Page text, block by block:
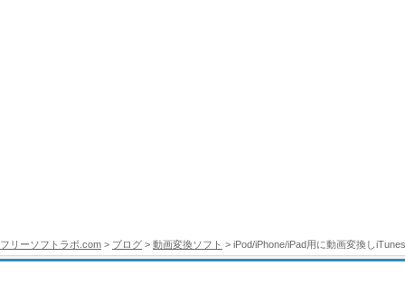
フリーソフトラボ.com > ブログ > 動画変換ソフト > iPod/iPhone/iPad用に動画変換し